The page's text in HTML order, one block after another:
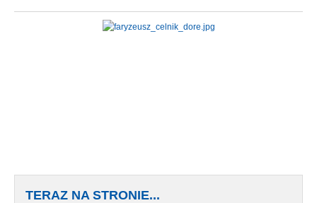
TERAZ NA STRONIE...